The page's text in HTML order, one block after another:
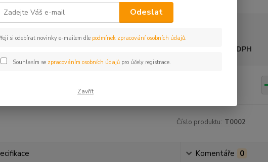
Nejsme plátci DPH
Číslo produktu: T0002
Komentáře 0
Odeslat
si odebírat novinky e-mailem dle podmínek zpracování osobních údajů.
Souhlasím se zpracováním osobních údajůpro účely registrace.
Zavřít